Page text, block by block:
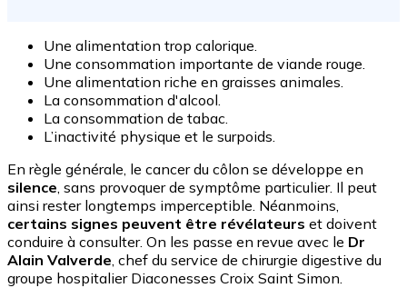
Une alimentation trop calorique.
Une consommation importante de viande rouge.
Une alimentation riche en graisses animales.
La consommation d'alcool.
La consommation de tabac.
L’inactivité physique et le surpoids.
En règle générale, le cancer du côlon se développe en
silence , sans provoquer de symptôme particulier. Il peut
ainsi rester longtemps imperceptible. Néanmoins,
certains signes peuvent être révélateurs et doivent
conduire à consulter. On les passe en revue avec le Dr
Alain Valverde , chef du service de chirurgie digestive du
groupe hospitalier Diaconesses Croix Saint Simon.